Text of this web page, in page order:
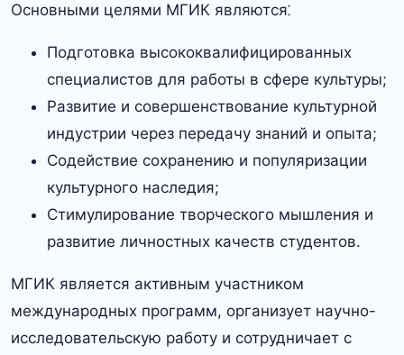
Основными целями МГИК являются⁚
Подготовка высококвалифицированных
специалистов для работы в сфере культуры;
Развитие и совершенствование культурной
индустрии через передачу знаний и опыта;
Содействие сохранению и популяризации
культурного наследия;
Стимулирование творческого мышления и
развитие личностных качеств студентов.​
МГИК является активным участником
международных программ, организует научно-
исследовательскую работу и сотрудничает с